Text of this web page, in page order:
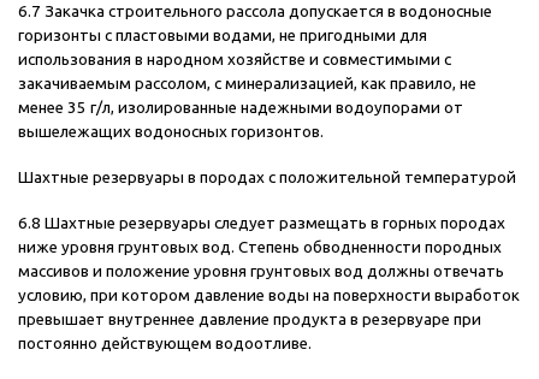
6.7 Закачка строительного рассола допускается в водоносные
горизонты с пластовыми водами, не пригодными для
использования в народном хозяйстве и совместимыми с
закачиваемым рассолом, с минерализацией, как правило, не
менее 35 г/л, изолированные надежными водоупорами от
вышележащих водоносных горизонтов.
Шахтные резервуары в породах с положительной температурой
6.8 Шахтные резервуары следует размещать в горных породах
ниже уровня грунтовых вод. Степень обводненности породных
массивов и положение уровня грунтовых вод должны отвечать
условию, при котором давление воды на поверхности выработок
превышает внутреннее давление продукта в резервуаре при
постоянно действующем водоотливе.